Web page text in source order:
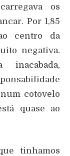
os
Por 1,85
centro da
negativa.
cotovelo
quase ao
tinhamos